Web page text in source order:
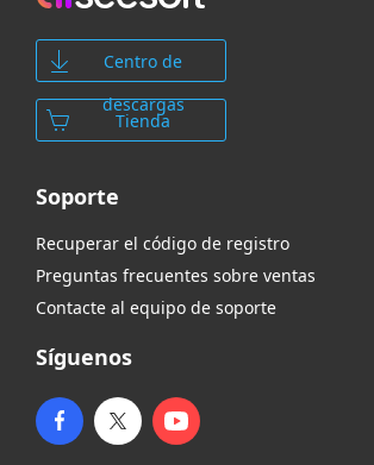
Centro de
descargas
Tienda
Soporte
Recuperar el código de registro
Preguntas frecuentes sobre ventas
Contacte al equipo de soporte
Síguenos